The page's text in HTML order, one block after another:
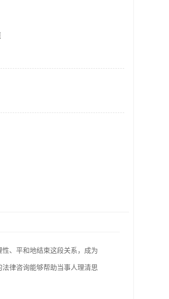
、平和地结束这段关系，成为
律咨询能够帮助当事人理清思